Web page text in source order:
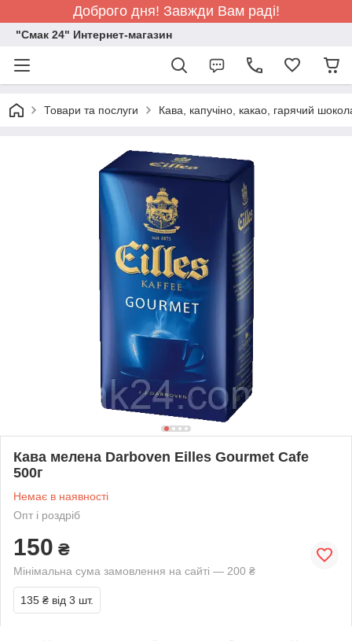
Доброго дня! Завжди Вам раді!
"Смак 24" Интернет-магазин
Товари та послуги Кава, капучіно, какао, гарячий
Кава мелена Darboven Eilles Gourmet Cafe
500г
Немає в наявності
Опт і роздріб
150 ₴
Мінімальна сума замовлення на сайті — 200 ₴
135 ₴ від 3 шт.